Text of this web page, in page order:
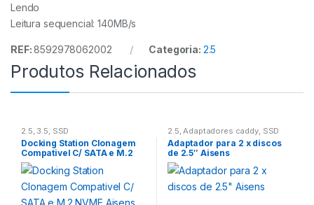
Lendo
Leitura sequencial: 140MB/s
REF:8592978062002 Categoria: 2.5
Produtos Relacionados
2.5 3.5 SSD
Docking Station Clonagem
Compativel C/ SATA e M.2
NVME Aisens
2.5 Adaptadores caddy, SSD
Adaptador para 2 x discos
de 2.5″ Aisens